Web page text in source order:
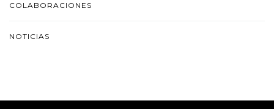
COLABORACIONES
NOTICIAS